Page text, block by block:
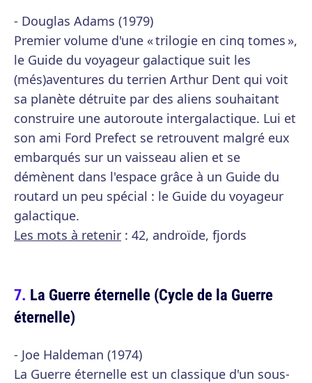
- Douglas Adams (1979)
Premier volume d'une « trilogie en cinq tomes »,
le Guide du voyageur galactique suit les
(més)aventures du terrien Arthur Dent qui voit
sa planète détruite par des aliens souhaitant
construire une autoroute intergalactique. Lui et
son ami Ford Prefect se retrouvent malgré eux
embarqués sur un vaisseau alien et se
démènent dans l'espace grâce à un Guide du
routard un peu spécial : le Guide du voyageur
galactique.
Les mots à retenir : 42, androïde, fjords
La Guerre éternelle (Cycle de la Guerre
éternelle)
- Joe Haldeman (1974)
La Guerre éternelle est un classique d'un sous-